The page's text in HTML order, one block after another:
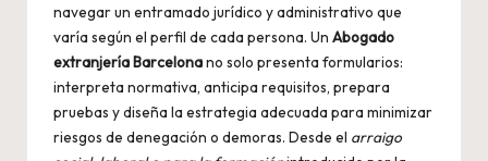
navegar un entramado jurídico y administrativo que
varía según el perfil de cada persona. Un Abogado
extranjería Barcelonano solo presenta formularios:
interpreta normativa, anticipa requisitos, prepara
pruebas y diseña la estrategia adecuada para minimizar
riesgos de denegación o demoras. Desde el arraigo